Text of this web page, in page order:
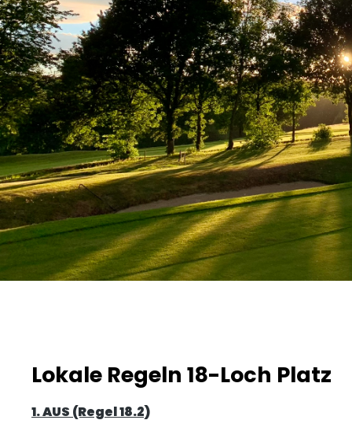
Lokale Regeln 18-Loch Platz
1. AUS (Regel 18.2)